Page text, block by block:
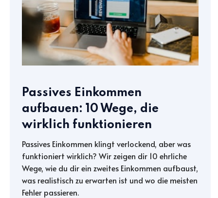
Passives Einkommen
aufbauen: 10 Wege, die
wirklich funktionieren
Passives Einkommen klingt verlockend, aber was
funktioniert wirklich? Wir zeigen dir 10 ehrliche
Wege, wie du dir ein zweites Einkommen aufbaust,
was realistisch zu erwarten ist und wo die meisten
Fehler passieren.